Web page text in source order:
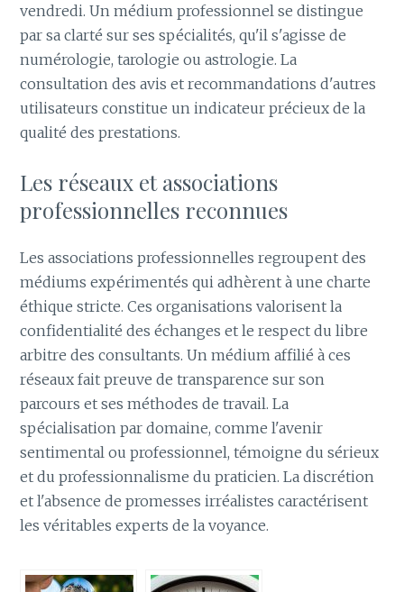
vendredi. Un médium professionnel se distingue
par sa clarté sur ses spécialités, qu'il s'agisse de
numérologie, tarologie ou astrologie. La
consultation des avis et recommandations d'autres
utilisateurs constitue un indicateur précieux de la
qualité des prestations.
Les réseaux et associations
professionnelles reconnues
Les associations professionnelles regroupent des
médiums expérimentés qui adhèrent à une charte
éthique stricte. Ces organisations valorisent la
confidentialité des échanges et le respect du libre
arbitre des consultants. Un médium affilié à ces
réseaux fait preuve de transparence sur son
parcours et ses méthodes de travail. La
spécialisation par domaine, comme l'avenir
sentimental ou professionnel, témoigne du sérieux
et du professionnalisme du praticien. La discrétion
et l'absence de promesses irréalistes caractérisent
les véritables experts de la voyance.